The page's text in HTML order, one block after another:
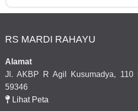
RS MARDI RAHAYU
Alamat
Jl. AKBP R Agil Kusumadya, 110
59346
Lihat Peta